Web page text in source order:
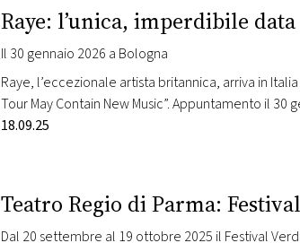
Raye: l’unica, imperdibile
Il 30 gennaio 2026 a Bologna
Raye, l’eccezionale artista britannica, arriva in
Tour May Contain New Music”. Appuntamento il
Dopo aver conquistato sei Brit Award in un solo
18.09.25
Teatro Regio di Parma: